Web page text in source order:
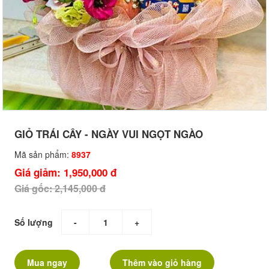
GIỎ TRÁI CÂY - NGÀY VUI NGỌT NGÀO
Mã sản phẩm: 8937
Giá giảm: 1,950,000 đ
Giá gốc: 2,145,000 đ
Số lượng - +
Mua ngay Thêm vào giỏ hàng